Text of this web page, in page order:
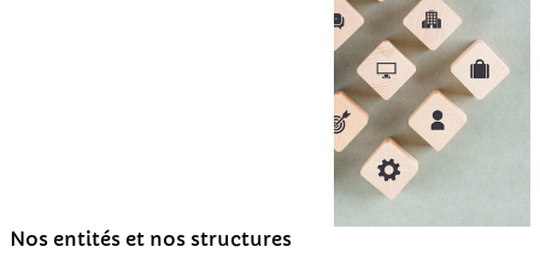
Nos entités et nos structures